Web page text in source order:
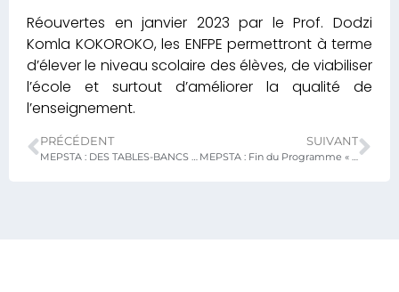
Réouvertes en janvier 2023 par le Prof. Dodzi
Komla KOKOROKO, les ENFPE permettront à terme
d’élever le niveau scolaire des élèves, de viabiliser
l’école et surtout d’améliorer la qualité de
l’enseignement.
PRÉCÉDENT SUIVANT